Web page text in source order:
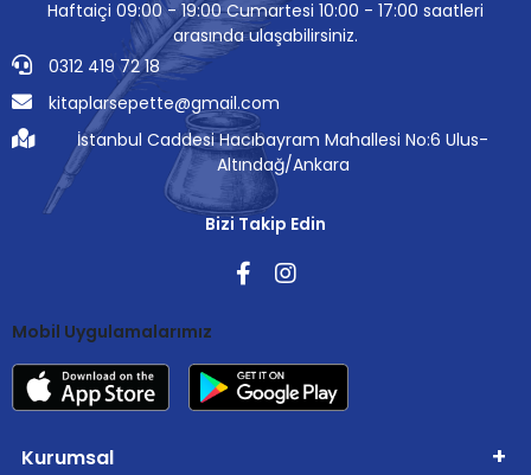
Haftaiçi 09:00 - 19:00 Cumartesi 10:00 - 17:00 saatleri
arasında ulaşabilirsiniz.
0312 419 72 18
kitaplarsepette@gmail.com
İstanbul Caddesi Hacıbayram Mahallesi No:6 Ulus-
Altındağ/Ankara
Bizi Takip Edin
Mobil Uygulamalarımız
Kurumsal